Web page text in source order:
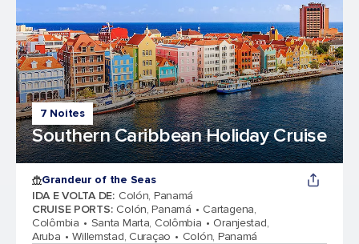
7 Noites
Southern Caribbean Holiday Cruise
Grandeur of the Seas
IDA E VOLTA DE: Colón, Panamá
CRUISE PORTS: Colón, Panamá
Cartagena,
Colômbia
Santa Marta, Colômbia
Oranjestad,
Aruba
Willemstad, Curaçao Colón, Panamá